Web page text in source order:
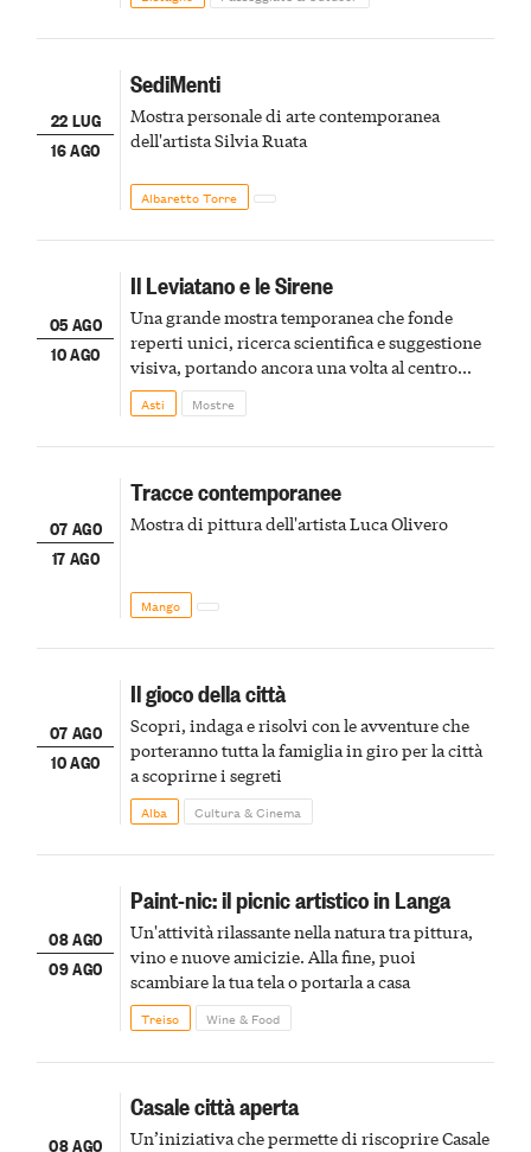
22 LUG
16 AGO
SediMenti
Mostra personale di arte contemporanea
dell'artista Silvia Ruata
Albaretto Torre
05 AGO
10 AGO
Il Leviatano e le Sirene
Una grande mostra temporanea che fonde
reperti unici, ricerca scientifica e suggestione
visiva, portando ancora una volta al centro
della scena le meraviglie del passato astigiano
Asti Mostre
07 AGO
17 AGO
Tracce contemporanee
Mostra di pittura dell'artista Luca Olivero
Mango
07 AGO
10 AGO
Il gioco della città
Scopri, indaga e risolvi con le avventure che
porteranno tutta la famiglia in giro per la città
a scoprirne i segreti
Alba Cultura & Cinema
08 AGO
09 AGO
Paint-nic: il picnic artistico in Langa
Un'attività rilassante nella natura tra pittura,
vino e nuove amicizie. Alla fine, puoi
scambiare la tua tela o portarla a casa
Treiso Wine & Food
08 AGO
Casale città aperta
Un’iniziativa che permette di riscoprire Casale